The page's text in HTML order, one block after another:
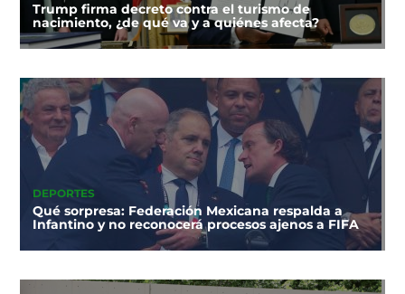
Trump firma decreto contra el turismo de
nacimiento, ¿de qué va y a quiénes afecta?
DEPORTES
Qué sorpresa: Federación Mexicana respalda a
Infantino y no reconocerá procesos ajenos a FIFA